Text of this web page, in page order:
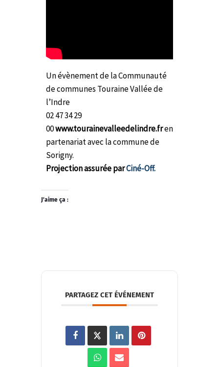
Un évènement de la Communauté
de communes Touraine Vallée de
l’Indre
02 47 34 29
00www.tourainevalleedelindre.fren
partenariat avec la commune de
Sorigny.
Projection assurée parCiné-Off.
J’aime ça :
PARTAGEZ CET ÉVÉNEMENT